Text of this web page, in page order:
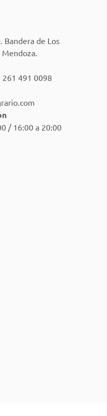
Bandera de Los
491 0098
/ 16:00 a 20:00